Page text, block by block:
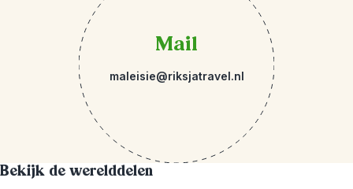
Mail
maleisie@riksjatravel.nl
Bekijk de werelddelen